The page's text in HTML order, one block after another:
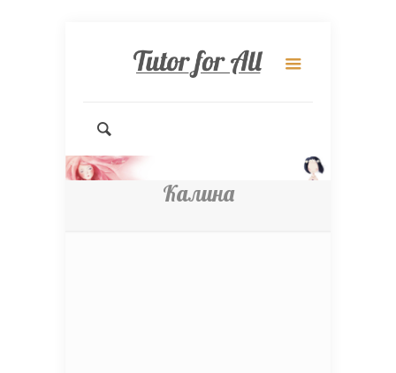
Калина